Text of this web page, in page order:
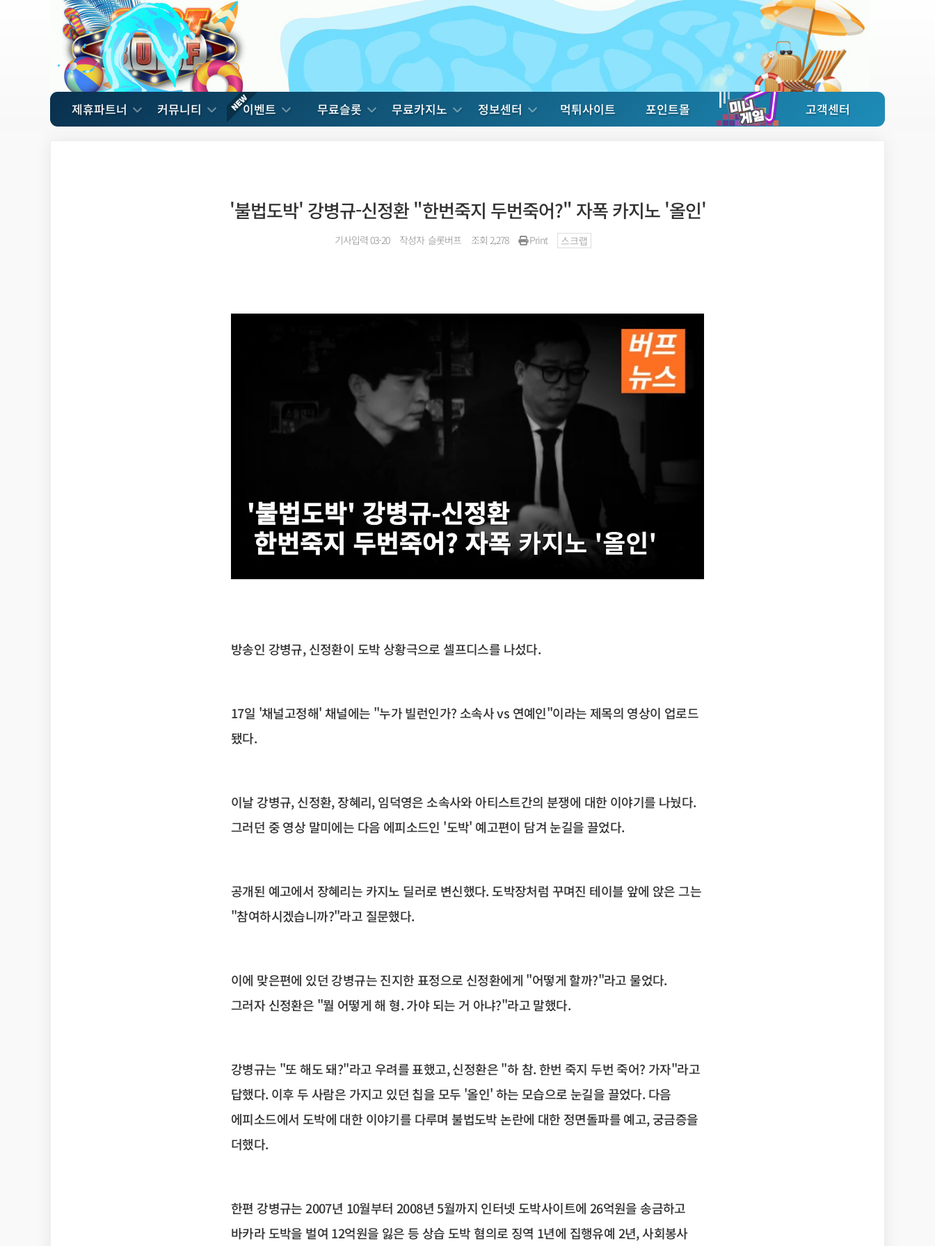
제휴파트너 커뮤니티 이벤트 무료슬롯 무료카지노 정보센터 먹튀사이트 포인트몰 고객센터
'불법도박' 강병규-신정환 "한번죽지 두번죽어?" 자폭 카지노 '올인'
기사입력 03-20 작성자 슬롯버프 조회 2,278 Print 스크랩
방송인 강병규, 신정환이 도박 상황극으로 셀프디스를 나섰다.
17일 '채널고정해' 채널에는 "누가 빌런인가? 소속사 vs 연예인"이라는 제목의 영상이 업로드
됐다.
이날 강병규, 신정환, 장혜리, 임덕영은 소속사와 아티스트간의 분쟁에 대한 이야기를 나눴다.
그러던 중 영상 말미에는 다음 에피소드인 '도박' 예고편이 담겨 눈길을 끌었다.
공개된 예고에서 장혜리는 카지노 딜러로 변신했다. 도박장처럼 꾸며진 테이블 앞에 앉은 그는
"참여하시겠습니까?"라고 질문했다.
이에 맞은편에 있던 강병규는 진지한 표정으로 신정환에게 "어떻게 할까?"라고 물었다.
그러자 신정환은 "뭘 어떻게 해 형. 가야 되는 거 아냐?"라고 말했다.
강병규는 "또 해도 돼?"라고 우려를 표했고, 신정환은 "하 참. 한번 죽지 두번 죽어? 가자"라고
답했다. 이후 두 사람은 가지고 있던 칩을 모두 '올인' 하는 모습으로 눈길을 끌었다. 다음
에피소드에서 도박에 대한 이야기를 다루며 불법도박 논란에 대한 정면돌파를 예고, 궁금증을
더했다.
한편 강병규는 2007년 10월부터 2008년 5월까지 인터넷 도박사이트에 26억원을 송금하고
바카라 도박을 벌여 12억원을 잃은 등 상습 도박 혐의로 징역 1년에 집행유예 2년, 사회봉사